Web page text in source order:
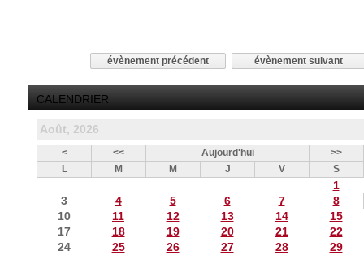
évènement précédent évènement suivant
CALENDRIER
Août, 2026
< << Aujourd'hui
>>
L
M M J V S
1
3
4 5 6 7
8
10
11 12 13 14
15
17
18 19 20 21
22
24
25 26 27 28
29